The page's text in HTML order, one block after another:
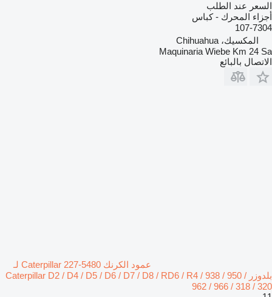
السعر عند الطلب
أجزاء المحرك - كباس
107-7304
المكسيك، Chihuahua
Maquinaria Wiebe Km 24 Sa
الاتصال بالبائع
عمود الكرنك Caterpillar 227-5480 لـ
بلدوزر Caterpillar D2 / D4 / D5 / D6 / D7 / D8 / RD6 / R4 / 938 / 950 /
962 / 966 / 318 / 320